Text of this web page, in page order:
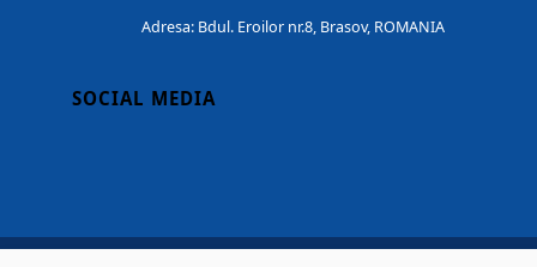
Adresa: Bdul. Eroilor nr.8, Brasov, ROMANIA
SOCIAL MEDIA